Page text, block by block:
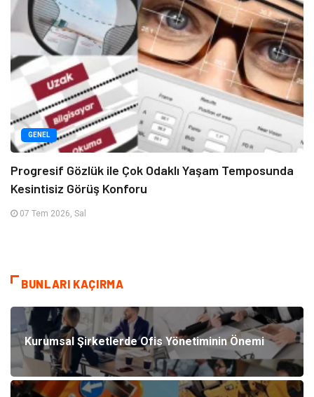
GENEL
Progresif Gözlük ile Çok Odaklı Yaşam Temposunda
Kesintisiz Görüş Konforu
07 Tem 2026, Sal
BUNLARI KAÇIRMA
Kurumsal Şirketlerde Ofis Yönetiminin Önemi